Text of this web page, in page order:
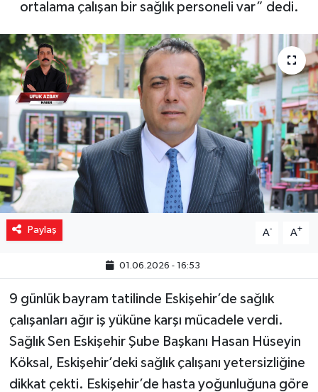
ortalama çalışan bir sağlık personeli var” dedi.
Paylaş A- A+
01.06.2026 - 16:53
9 günlük bayram tatilinde Eskişehir’de sağlık
çalışanları ağır iş yüküne karşı mücadele verdi.
Sağlık Sen Eskişehir Şube Başkanı Hasan Hüseyin
Köksal, Eskişehir’deki sağlık çalışanı yetersizliğine
dikkat çekti. Eskişehir’de hasta yoğunluğuna göre
Yaşam
Resmi ilanlar